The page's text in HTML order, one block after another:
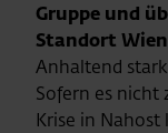
Gruppe und
Standort
Anhaltend
Sofern es nicht
Krise in